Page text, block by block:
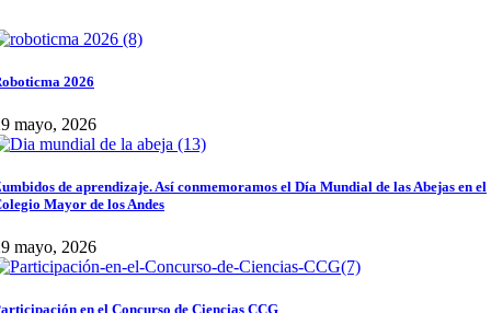
2026
mayo, 2026
de aprendizaje. Así conmemoramos el Día Mundial de las Abejas en el
Mayor de los Andes
mayo, 2026
en el Concurso de Ciencias CCG